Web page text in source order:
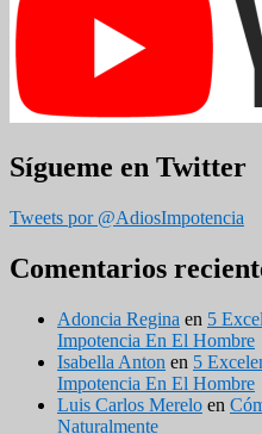
Sígueme en Twitter
Tweets por @AdiosImpotencia
Comentarios
Adoncia Regina en 5
Impotencia En El Hombre
Isabella Anton en 5
Impotencia En El Hombre
Luis Carlos Merelo en
Naturalmente